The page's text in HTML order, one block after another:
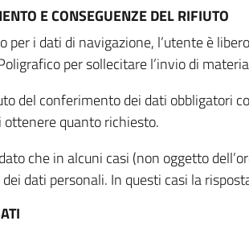
E CONSEGUENZE DEL RIFIUTO
per i dati di navigazione, l’utente è
per sollecitare l’invio di
del conferimento dei dati obbligatori
quanto richiesto.
che in alcuni casi (non oggetto
dati personali. In questi casi la